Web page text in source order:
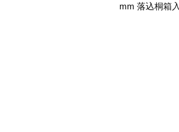
mm 落込桐箱入